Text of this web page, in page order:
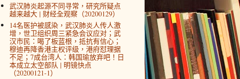
武汉肺炎起源不同寻常，研究所疑点
越来越大 | 财经全观察（20200129）
14名医护被感染，武汉肺炎人传人激
增，世卫组织周三紧急会议应对；武
汉市民：喝了板蓝根，抵抗有信心；
穆迪再降香港主权评级，港府怼理据
不足；7成台湾人：韩国瑜放弃吧！日
本成立太空部队 | 明镜快点
（20200121-1）